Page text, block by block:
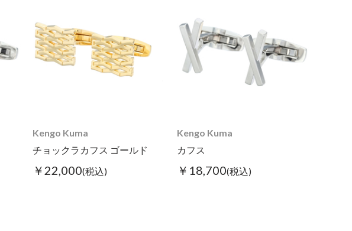
Kengo Kuma
チョックラカフス ゴールド
￥22,000(税込)
Kengo Kuma
カフス
￥18,700(税込)